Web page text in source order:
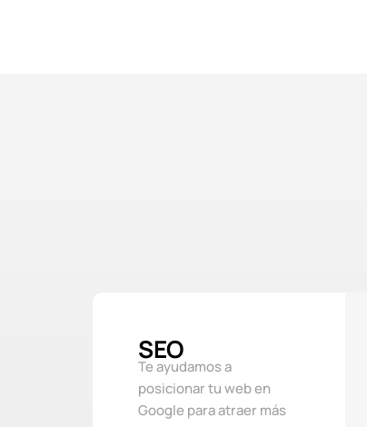
SEO
Te ayudamos a
posicionar tu web en
Google para atraer más